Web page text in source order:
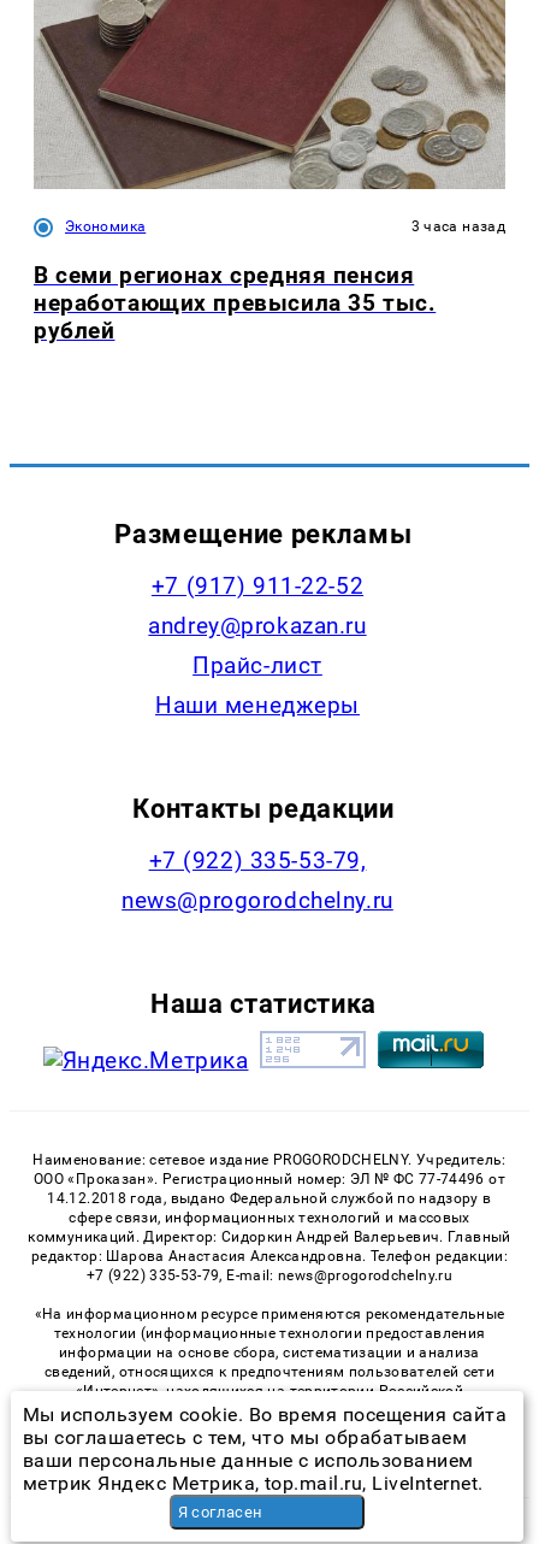
Экономика 3 часа назад
В семи регионах средняя пенсия
неработающих превысила 35 тыс.
рублей
Размещение рекламы
+7 (917) 911-22-52
andrey@prokazan.ru
Прайс-лист
Наши менеджеры
Контакты редакции
+7 (922) 335-53-79,
news@progorodchelny.ru
Наша статистика
Наименование: сетевое издание PROGORODCHELNY. Учредитель:
ООО «Проказан». Регистрационный номер: ЭЛ № ФС 77-74496 от
14.12.2018 года, выдано Федеральной службой по надзору в
сфере связи, информационных технологий и массовых
коммуникаций. Директор: Сидоркин Андрей Валерьевич. Главный
редактор: Шарова Анастасия Александровна. Телефон редакции:
+7 (922) 335-53-79, E-mail: news@progorodchelny.ru
«На информационном ресурсе применяются рекомендательные
технологии (информационные технологии предоставления
информации на основе сбора, систематизации и анализа
сведений, относящихся к предпочтениям пользователей сети
«Интернет», находящихся на территории Российской
Федерации)». Правила применения рекомендательных
технологий в виджетах рекламно-обменной сети
«СМИ2» (PDF)
«Sparrow» (PDF)
© 2026 «PROGorodChelny» | Все права защищены
Мы используем cookie. Во время посещения сайта
вы соглашаетесь с тем, что мы обрабатываем
ваши персональные данные с использованием
метрик Яндекс Метрика, top.mail.ru, LiveInternet.
Я согласен